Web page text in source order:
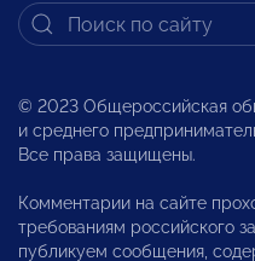
© 2023 Общероссийская
и среднего
Все права защищены.
Комментарии на сайте
требованиям российского
публикуем сообщения,